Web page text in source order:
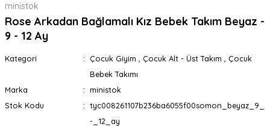
ministok
Rose Arkadan Bağlamalı Kız Bebek Takım Beyaz -
9 - 12 Ay
Kategori Çocuk Giyim Çocuk Alt - Üst Takım
Çocuk
Bebek Takımı
Marka
ministok
Stok Kodu
tyc008261107b236ba6055f00somon_beyaz_9_
-_12_ay